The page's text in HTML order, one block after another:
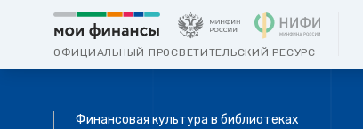
ОФИЦИАЛЬНЫЙ ПРОСВЕТИТЕЛЬСКИЙ РЕСУРС
Финансовая культура в библиотеках